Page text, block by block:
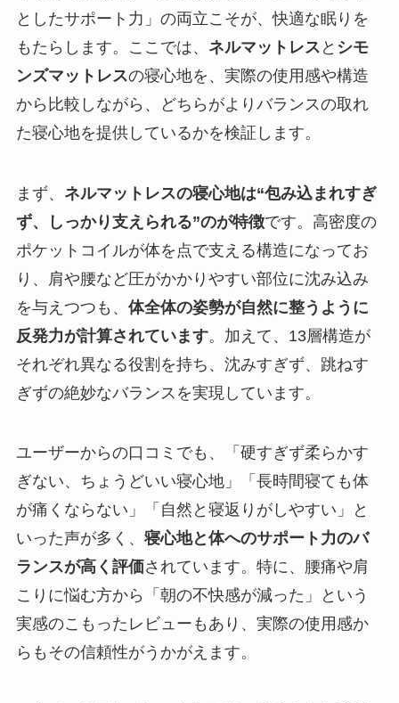
としたサポート力」の両立こそが、快適な眠りを
もたらします。ここでは、 ネルマットレス と シモ
ンズマットレスの寝心地を、実際の使用感や構造
から比較しながら、どちらがよりバランスの取れ
た寝心地を提供しているかを検証します。
まず、 ネルマットレスの寝心地は“包み込まれすぎ
ず、しっかり支えられる”のが特徴です。高密度の
ポケットコイルが体を点で支える構造になってお
り、肩や腰など圧がかかりやすい部位に沈み込み
を与えつつも、 体全体の姿勢が自然に整うように
反発力が計算されています。加えて、13層構造が
それぞれ異なる役割を持ち、沈みすぎず、跳ねす
ぎずの絶妙なバランスを実現しています。
ユーザーからの口コミでも、「硬すぎず柔らかす
ぎない、ちょうどいい寝心地」「長時間寝ても体
が痛くならない」「自然と寝返りがしやすい」と
いった声が多く、 寝心地と体へのサポート力のバ
ランスが高く評価されています。特に、腰痛や肩
こりに悩む方から「朝の不快感が減った」という
実感のこもったレビューもあり、実際の使用感か
らもその信頼性がうかがえます。